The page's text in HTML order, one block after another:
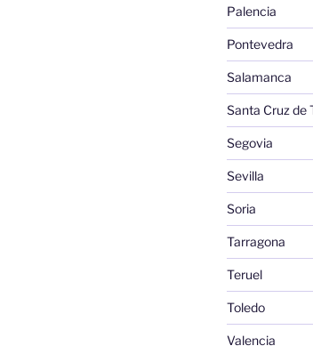
Palencia
Pontevedra
Salamanca
Santa Cruz de
Segovia
Sevilla
Soria
Tarragona
Teruel
Toledo
Valencia